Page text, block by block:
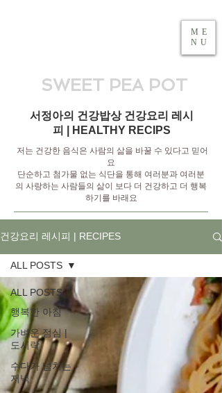
SWEET PEA POT
ME
NU
서정아의 건강밥상 건강요리 레시
피 | HEALTHY RECIPS
저는 건강한 음식은 사람의 삶을 바꿀 수 있다고 믿어
요
단순하고 첨가물 없는 식단을 통해 여러분과 여러분
의 사랑하는 사람들의 삶이 보다 더 건강하고 더 행복
하기를 바래요
건강요리 레시피 | RECIPES
ALL POSTS
행복한 아침
가벼운 점심 |
도시락
수다가 넘치는
저녁
ALL POSTS